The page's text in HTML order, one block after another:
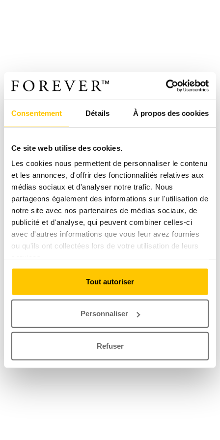
Consentement Détails À propos des cookies
Ce site web utilise des cookies.
Les cookies nous permettent de personnaliser le contenu
et les annonces, d'offrir des fonctionnalités relatives aux
médias sociaux et d'analyser notre trafic. Nous
partageons également des informations sur l'utilisation de
notre site avec nos partenaires de médias sociaux, de
publicité et d'analyse, qui peuvent combiner celles-ci
avec d'autres informations que vous leur avez fournies
ou qu'ils ont collectées lors de votre utilisation de leurs
Tout autoriser
Personnaliser
Refuser